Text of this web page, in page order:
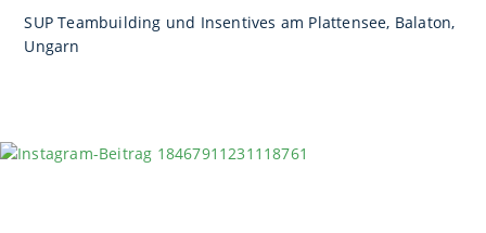
SUP Teambuilding und Insentives am Plattensee, Balaton,
Ungarn